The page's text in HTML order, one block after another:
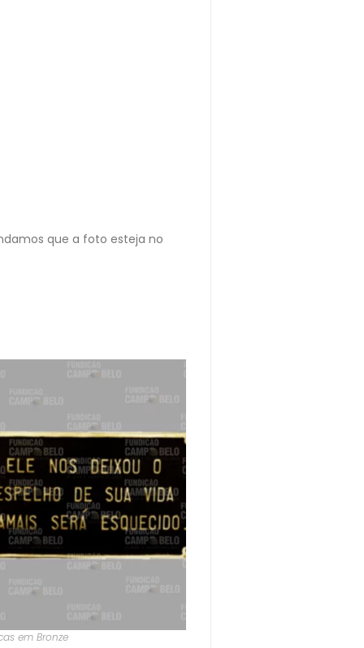
que a foto esteja no
em Bronze